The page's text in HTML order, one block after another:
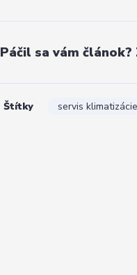
Páčil sa vám
Štítky servis klimatizácie